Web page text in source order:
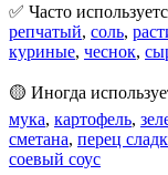
✅ Часто
репчатый, соль,
куриные, чеснок,
🟡 Иногда
мука, картофель,
сметана, перец
соевый соус